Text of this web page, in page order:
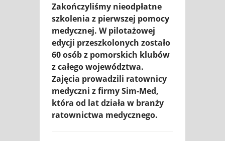
Zakończyliśmy nieodpłatne
szkolenia z pierwszej pomocy
medycznej. W pilotażowej
edycji przeszkolonych zostało
60 osób z pomorskich klubów
z całego województwa.
Zajęcia prowadzili ratownicy
medyczni z firmy Sim-Med,
która od lat działa w branży
ratownictwa medycznego.